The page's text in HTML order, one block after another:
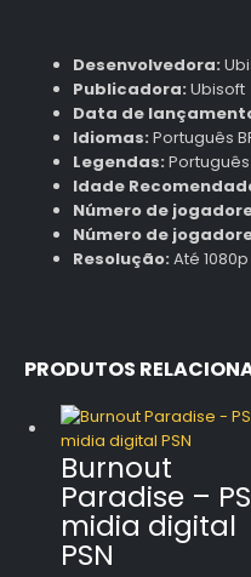
Desenvolvedora:
Publicadora: Ubisoft
Data de
Idiomas: Português
Legendas: Português
Idade
Número de
Número de
Resolução: Até 1080p
PRODUTOS
Burnout
Paradise –
midia digital
PSN